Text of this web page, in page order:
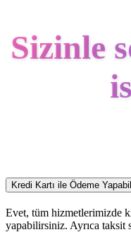
Sizinle
Kredi Kartı ile Ödeme
Evet, tüm hizmetlerimizde
yapabilirsiniz. Ayrıca taksit